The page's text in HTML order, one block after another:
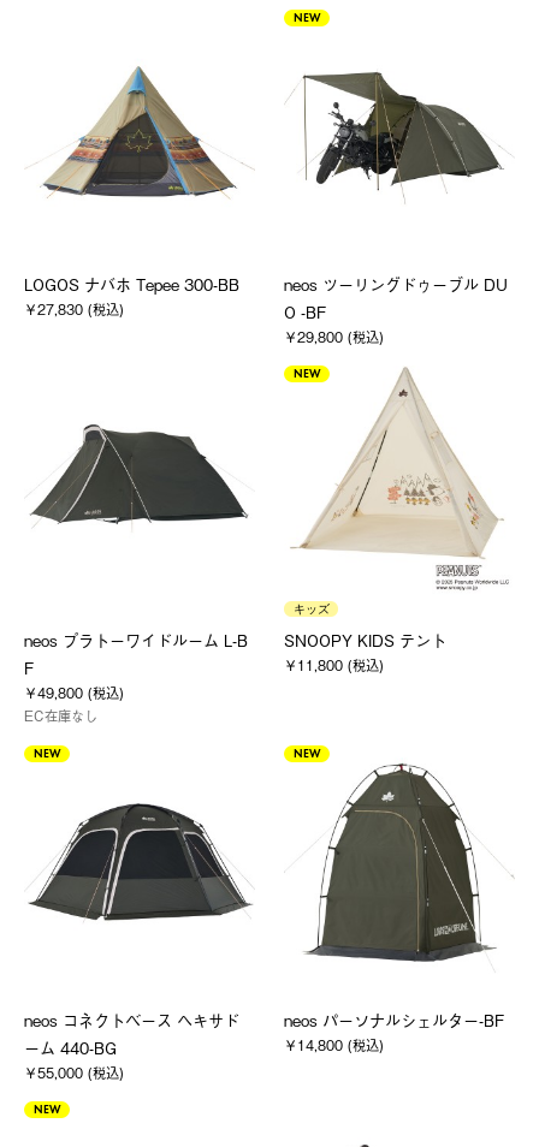
LOGOS ナバホ Tepee 300-BB
￥27,830 (税込)
NEW
neos ツーリングドゥーブル DU
O -BF
￥29,800 (税込)
neos プラトーワイドルーム L-B
F
￥49,800 (税込)
EC在庫なし
NEW
キッズ
SNOOPY KIDS テント
￥11,800 (税込)
NEW
neos コネクトベース ヘキサド
ーム 440-BG
￥55,000 (税込)
NEW
neos パーソナルシェルター-BF
￥14,800 (税込)
NEW